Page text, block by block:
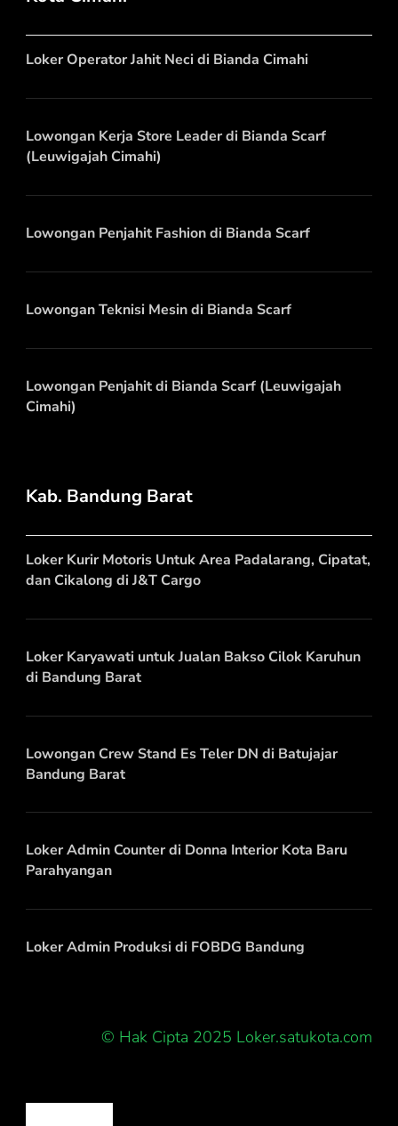
Loker Operator Jahit Neci di Bianda Cimahi
Lowongan Kerja Store Leader di Bianda Scarf
(Leuwigajah Cimahi)
Lowongan Penjahit Fashion di Bianda Scarf
Lowongan Teknisi Mesin di Bianda Scarf
Lowongan Penjahit di Bianda Scarf (Leuwigajah
Cimahi)
Kab. Bandung Barat
Loker Kurir Motoris Untuk Area Padalarang, Cipatat,
dan Cikalong di J&T Cargo
Loker Karyawati untuk Jualan Bakso Cilok Karuhun
di Bandung Barat
Lowongan Crew Stand Es Teler DN di Batujajar
Bandung Barat
Loker Admin Counter di Donna Interior Kota Baru
Parahyangan
Loker Admin Produksi di FOBDG Bandung
© Hak Cipta 2025 Loker.satukota.com